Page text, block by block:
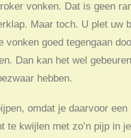
vonken. Dat is geen
Maar toch. U plet uw
vonken goed tegengaan
Dan kan het wel
hebben.
omdat je daarvoor
te kwijlen met zo’n pijp in